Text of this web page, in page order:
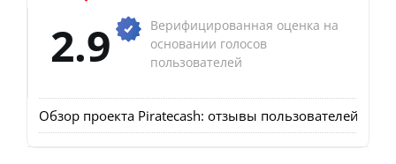
2.9
Верифицированная оценка на
основании голосов
пользователей
Обзор проекта Piratecash: отзывы пользователей и